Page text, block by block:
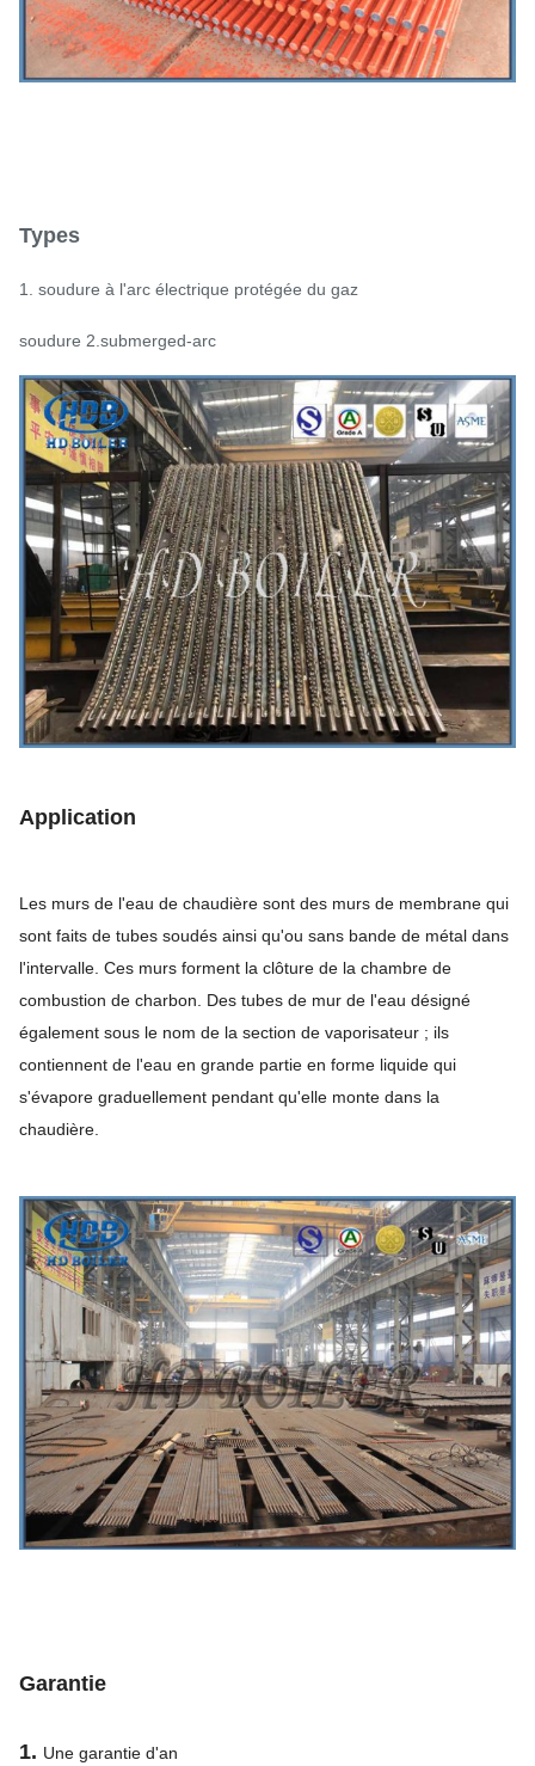
Types
1. soudure à l'arc électrique protégée du gaz
soudure 2.submerged-arc
Application
Les murs de l'eau de chaudière sont des murs de membrane qui
sont faits de tubes soudés ainsi qu'ou sans bande de métal dans
l'intervalle. Ces murs forment la clôture de la chambre de
combustion de charbon. Des tubes de mur de l'eau désigné
également sous le nom de la section de vaporisateur ; ils
contiennent de l'eau en grande partie en forme liquide qui
s'évapore graduellement pendant qu'elle monte dans la
chaudière.
Garantie
1. Une garantie d'an